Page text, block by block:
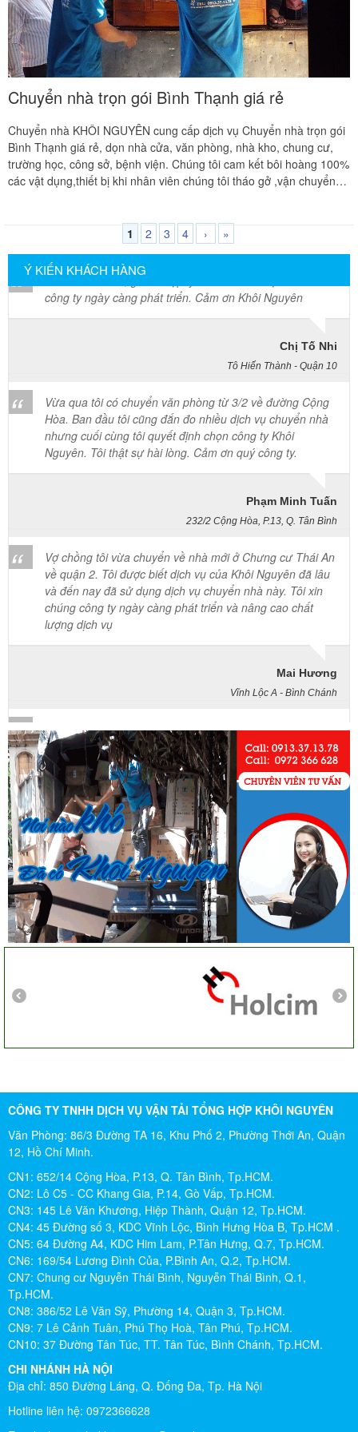
Chuyển nhà trọn gói Bình Thạnh giá rẻ
Chuyển nhà KHÔI NGUYÊN cung cấp dịch vụ Chuyển nhà trọn gói
Bình Thạnh giá rẻ, dọn nhà cửa, văn phòng, nhà kho, chung cư,
trường học, công sở, bệnh viện. Chúng tôi cam kết bôi hoàng 100%
các vật dụng,thiết bị khi nhân viên chúng tôi tháo gở ,vận chuyển
chúng tôi, quý khách hoàn toàn yên tâm
1 2 3 4 › »
Ý KIẾN KHÁCH HÀNG
lượng dịch vụ
Mai Hương
gói rất cẩn thận. Cô rất hài lòng
Cô Loan
Khảo sát nhanh, giá cả hợp lý. Nhân viên nhiệt tình. Chúc
công ty ngày càng phát triển. Cảm ơn Khôi Nguyên
Chị Tố Nhi
Vừa qua tôi có chuyển văn phòng từ 3/2 về đường Cộng
Hòa. Ban đầu tôi cũng đắn đo nhiều dịch vụ chuyển nhà
nhưng cuối cùng tôi quyết định chọn công ty Khôi
Nguyên. Tôi thật sự hài lòng. Cảm ơn quý công ty.
Phạm Minh Tuấn
Vợ chồng tôi vừa chuyển về nhà mới ở Chưng cư Thái An
về quận 2. Tôi được biết dịch vụ của Khôi Nguyên đã lâu
và đến nay đã sử dụng dịch vụ chuyển nhà này. Tôi xin
chúng công ty ngày càng phát triển và nâng cao chất
lượng dịch vụ
Công ty Khôi Nguyên chuyển hàng của cô bao bọc đóng
gói rất cẩn thận. Cô rất hài lòng
Cô Loan
57 Tây Thạnh, Tân Phú
Khảo sát nhanh, giá cả hợp lý. Nhân viên nhiệt tình. Chúc
công ty ngày càng phát triển. Cảm ơn Khôi Nguyên
Chị Tố Nhi
Tô Hiến Thành - Quận 10
CÔNG TY TNHH DỊCH VỤ VẬN TẢI TỔNG HỢP KHÔI NGUYÊN
Văn Phòng: 86/3 Đường TA 16, Khu Phố 2, Phường Thới An, Quận
12, Hồ Chí Minh.
CN1: 652/14 Cộng Hòa, P.13, Q. Tân Bình, Tp.HCM.
CN2: Lô C5 - CC Khang Gia, P.14, Gò Vấp, Tp.HCM.
CN3: 145 Lê Văn Khương, Hiệp Thành, Quận 12, Tp.HCM.
CN4: 45 Đường số 3, KDC Vĩnh Lộc, Bình Hưng Hòa B, Tp.HCM .
CN5: 64 Đường A4, KDC Him Lam, P.Tân Hưng, Q.7, Tp.HCM.
CN6: 169/54 Lương Đình Của, P.Bình An, Q.2, Tp.HCM.
CN7: Chung cư Nguyễn Thái Bình, Nguyễn Thái Bình, Q.1,
Tp.HCM.
CN8: 386/52 Lê Văn Sỹ, Phường 14, Quận 3, Tp.HCM.
CN9: 7 Lê Cảnh Tuân, Phú Thọ Hoà, Tân Phú, Tp.HCM.
CN10: 37 Đường Tân Túc, TT. Tân Túc, Bình Chánh, Tp.HCM.
CHI NHÁNH HÀ NỘI
Địa chỉ: 850 Đường Láng, Q. Đống Đa, Tp. Hà Nội
Hotline liên hệ: 0972366628